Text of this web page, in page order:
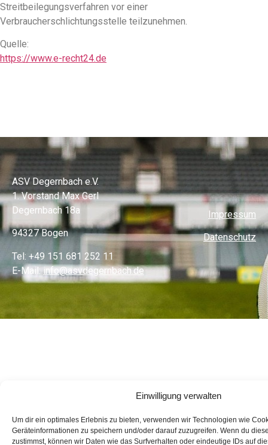
Einwilligung verwalten
Um dir ein optimales Erlebnis zu bieten, verwenden wir Technologien wie
Geräteinformationen zu speichern und/oder darauf zuzugreifen. Wenn du
zustimmst, können wir Daten wie das Surfverhalten oder eindeutige IDs auf
Streitbeilegungsverfahren vor einer
Verbraucherschlichtungsstelle teilzunehmen.
Quelle:
https://www.e-recht24.de
ASV Degernbach e.V.
1. Vorstand Max Gerl
Degernbach 18a
94327 Bogen
Tel: +49 151 681 252 11
E-Mail: info@asvdegernbach.de
Impressum
Datenschutz